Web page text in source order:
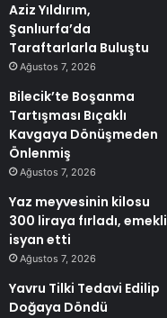
Aziz Yıldırım,
Şanlıurfa’da
Taraftarlarla Buluştu
Ağustos 7, 2026
Bilecik’te Boşanma
Tartışması Bıçaklı
Kavgaya Dönüşmeden
Önlenmiş
Ağustos 7, 2026
Yaz meyvesinin kilosu
300 liraya fırladı, emekli
isyan etti
Ağustos 7, 2026
Yavru Tilki Tedavi Edilip
Doğaya Döndü